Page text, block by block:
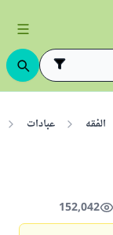
الفقه عبادات
152,042